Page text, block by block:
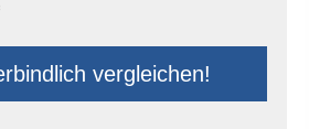
ver­gleichen!